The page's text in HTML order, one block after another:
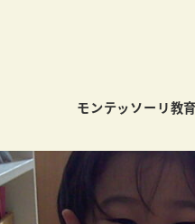
モンテッソーリ教